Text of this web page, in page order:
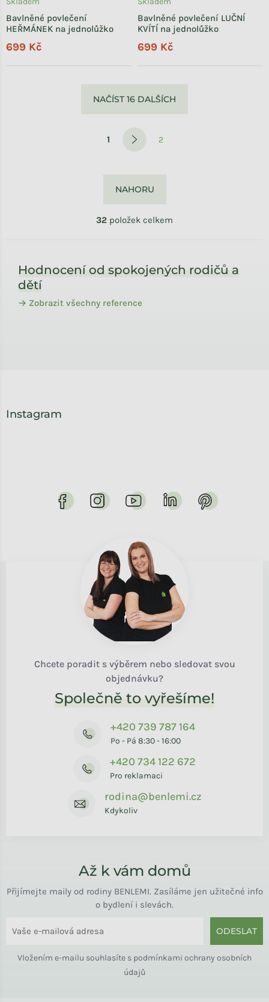
Bavlněné povlečení
HEŘMÁNEK na jednolůžko
699 Kč
Bavlněné povlečení LUČNÍ
KVÍTÍ na jednolůžko
699 Kč
NAČÍST 16 DALŠÍCH
1 2
32 položek celkem
NAHORU
Hodnocení od spokojených rodičů a
dětí
→ Zobrazit všechny reference
Instagram
Chcete poradit s výběrem nebo sledovat svou
objednávku?
Společně to vyřešíme!
+420 739 787 164
Po - Pá 8:30 - 16:00
+420 734 122 672
Pro reklamaci
rodina@benlemi.cz
Kdykoliv
Až k vám domů
Přijímejte maily od rodiny BENLEMI. Zasíláme jen užitečné info
o bydlení i slevách.
ODESLAT
Vložením e-mailu souhlasíte s podmínkami ochrany osobních
údajů